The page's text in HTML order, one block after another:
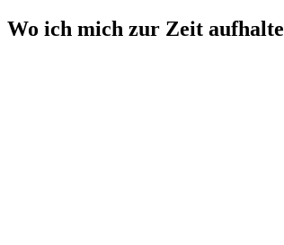
Wo ich mich zur Zeit aufhalte